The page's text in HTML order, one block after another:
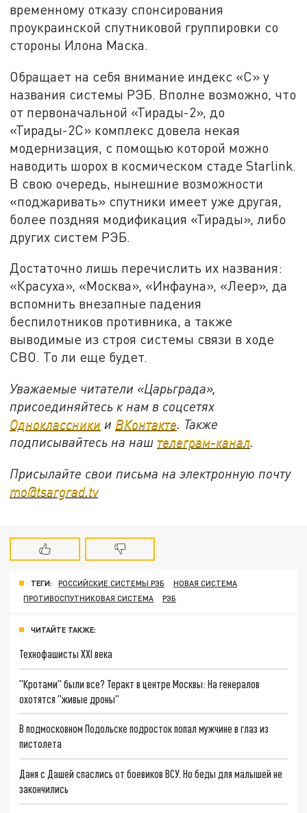
временному отказу спонсирования
проукраинской спутниковой группировки со
стороны Илона Маска.
Обращает на себя внимание индекс «С» у
названия системы РЭБ. Вполне возможно, что
от первоначальной «Тирады-2», до
«Тирады-2С» комплекс довела некая
модернизация, с помощью которой можно
наводить шорох в космическом стаде Starlink.
В свою очередь, нынешние возможности
«поджаривать» спутники имеет уже другая,
более поздняя модификация «Тирады», либо
других систем РЭБ.
Достаточно лишь перечислить их названия:
«Красуха», «Москва», «Инфауна», «Леер», да
вспомнить внезапные падения
беспилотников противника, а также
выводимые из строя системы связи в ходе
СВО. То ли еще будет.
Уважаемые читатели «Царьграда»,
присоединяйтесь к нам в соцсетях
Одноклассники и ВКонтакте. Также
подписывайтесь на наш телеграм-канал.
Присылайте свои письма на электронную почту
mo@tsargrad.tv
ТЕГИ: РОССИЙСКИЕ СИСТЕМЫ РЭБ
НОВАЯ СИСТЕМА
ПРОТИВОСПУТНИКОВАЯ СИСТЕМА
РЭБ
ЧИТАЙТЕ ТАКЖЕ:
Технофашисты XXI века
"Кротами" были все? Теракт в центре Москвы: На генералов
охотятся "живые дроны"
В подмосковном Подольске подросток попал мужчине в глаз из
пистолета
Даня с Дашей спаслись от боевиков ВСУ. Но беды для малышей не
закончились